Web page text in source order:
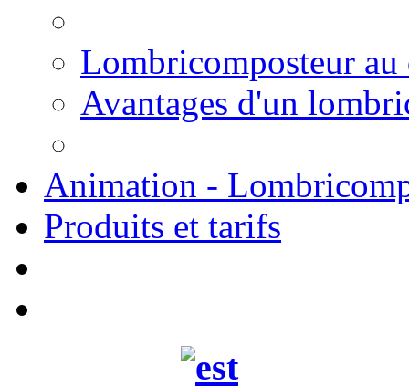
Lombricomposteur
Avantages d'un
Animation -
Produits et tarifs